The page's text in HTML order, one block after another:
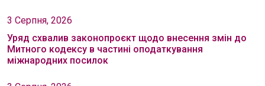
3 Серпня, 2026
Уряд схвалив законопроєкт щодо внесення змін до
Митного кодексу в частині оподаткування
міжнародних посилок